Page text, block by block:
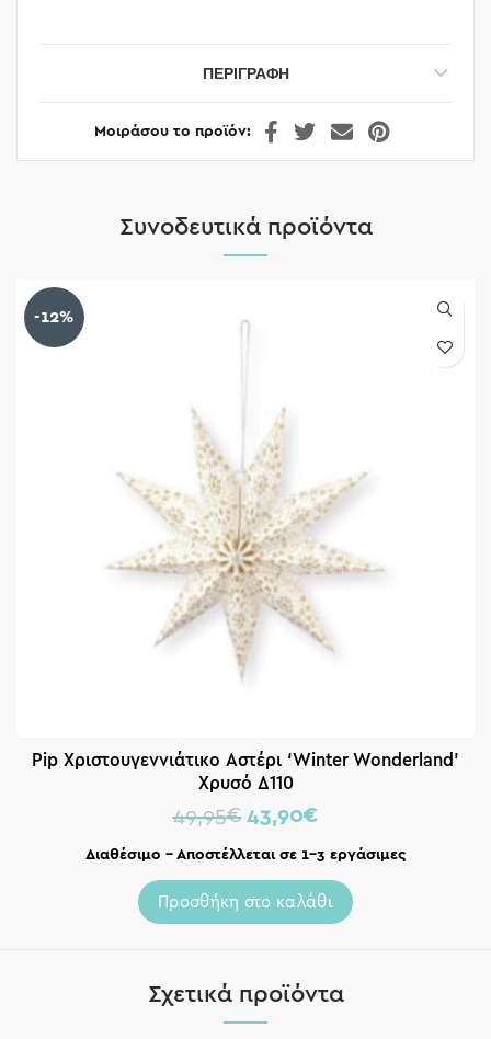
ΠΕΡΙΓΡΑΦΉ
Μοιράσου το προϊόν
Συνοδευτικά προϊόντα
-12%
Pip Χριστουγεννιάτικο Αστέρι ‘Winter Wonderland’
Χρυσό Δ110
49,95€ 43,90€
Διαθέσιμο – Αποστέλλεται σε 1-3 εργάσιμες
Προσθήκη στο καλάθι
Σχετικά προϊόντα